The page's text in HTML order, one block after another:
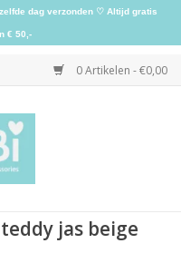
0 Artikelen - €0,00
jas beige
dag verzonden ♡ Altijd gratis
€ 50,-